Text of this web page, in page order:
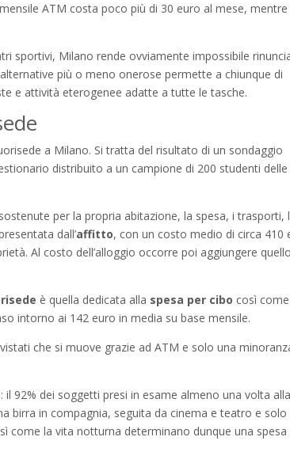
ATM costa poco più di 30 euro al mese, mentre
sportivi, Milano rende ovviamente impossibile
più o meno onerose permette a chiunque di
e attività eterogenee adatte a tutte le tasche.
a Milano. Si tratta del risultato di un sondaggio
distribuito a un campione di 200 studenti delle
sostenute per la propria abitazione, la spesa, i trasporti,
dall’affitto, con un costo medio di circa 410
Al costo dell’alloggio occorre poi aggiungere quello
è quella dedicata alla spesa per cibo così
intorno ai 142 euro in media su base mensile.
che si muove grazie ad ATM e solo una
: il 92% dei soggetti presi in esame almeno una volta alla
birra in compagnia, seguita da cinema e teatro e solo
come la vita notturna determinano dunque una spesa